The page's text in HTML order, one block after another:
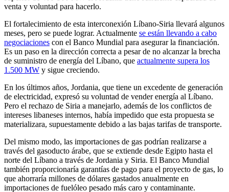
venta y voluntad para hacerlo.
El fortalecimiento de esta interconexión Líbano-Siria llevará algunos
meses, pero se puede lograr. Actualmente se están llevando a cabo
negociaciones con el Banco Mundial para asegurar la financiación.
Es un paso en la dirección correcta a pesar de no alcanzar la brecha
de suministro de energía del Líbano, que actualmente supera los
1.500 MW y sigue creciendo.
En los últimos años, Jordania, que tiene un excedente de generación
de electricidad, expresó su voluntad de vender energía al Líbano.
Pero el rechazo de Siria a manejarlo, además de los conflictos de
intereses libaneses internos, había impedido que esta propuesta se
materializara, supuestamente debido a las bajas tarifas de transporte.
Del mismo modo, las importaciones de gas podrían realizarse a
través del gasoducto árabe, que se extiende desde Egipto hasta el
norte del Líbano a través de Jordania y Siria. El Banco Mundial
también proporcionaría garantías de pago para el proyecto de gas, lo
que ahorraría millones de dólares gastados anualmente en
importaciones de fuelóleo pesado más caro y contaminante.